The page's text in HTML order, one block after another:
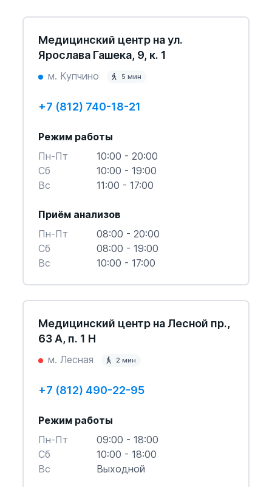
Медицинский центр на ул.
Ярослава Гашека, 9, к. 1
м. Купчино 5 мин
+7 (812) 740-18-21
Режим работы
Пн-Пт
10:00 - 20:00
Cб
10:00 - 19:00
Вс
11:00 - 17:00
Приём анализов
Пн-Пт
08:00 - 20:00
Cб
08:00 - 19:00
Вс
10:00 - 17:00
Медицинский центр на Лесной пр.,
63 А, п. 1 Н
м. Лесная 2 мин
+7 (812) 490-22-95
Режим работы
Пн-Пт
09:00 - 18:00
Cб
10:00 - 18:00
Вс
Выходной